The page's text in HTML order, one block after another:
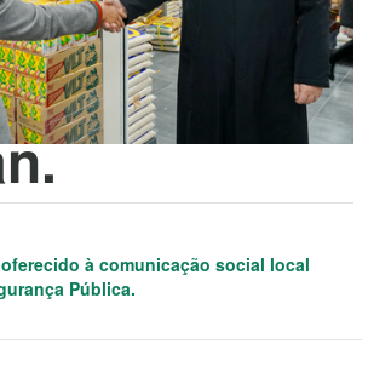
de Seac
à comunicação social local
Pública.